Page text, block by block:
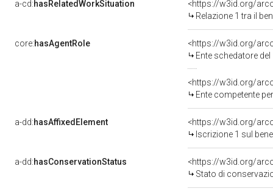
a-cd:hasRelatedWorkSituation
<https://w3id.org/
Relazione 1 tra il
core:hasAgentRole
<https://w3id.org/
Ente schedatore
<https://w3id.org/
Ente competente
a-dd:hasAffixedElement
<https://w3id.org/
Iscrizione 1 sul
a-dd:hasConservationStatus
<https://w3id.org/
Stato di